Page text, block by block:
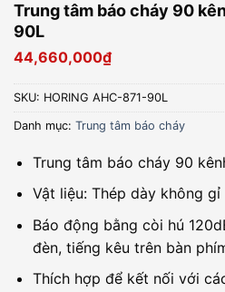
Trung tâm báo cháy 90
90L
44,660,000₫
SKU: HORING AHC-871-90L
Danh mục: Trung tâm báo cháy
Trung tâm báo cháy 90
Vật liệu: Thép dày không gỉ
Báo động bằng còi hú
đèn, tiếng kêu trên bàn
Thích hợp để kết nối với